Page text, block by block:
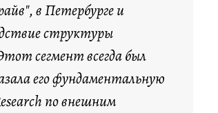
в Петербурге и
структуры
сегмент всегда был
его фундаментальную
по внешним